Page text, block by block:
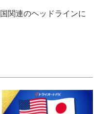
関連のヘッドラインに